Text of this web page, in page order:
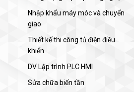
Nhập khẩu máy móc và chuyển
giao
Thiết kế thi công tủ điện điều
khiển
DV Lập trình PLC HMI
Sửa chữa biến tần